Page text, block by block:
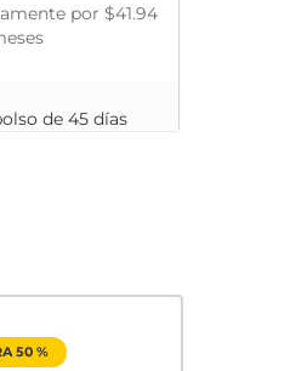
por $41.94
de 45 días
50 %